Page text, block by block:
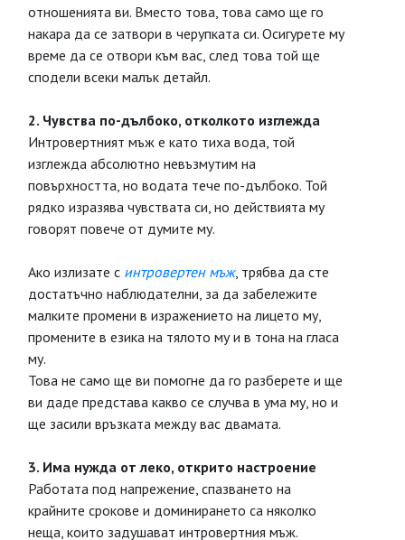
отношенията ви. Вместо това, това само ще го
накара да се затвори в черупката си. Осигурете му
време да се отвори към вас, след това той ще
сподели всеки малък детайл.
2. Чувства по-дълбоко, отколкото изглежда
Интровертният мъж е като тиха вода, той
изглежда абсолютно невъзмутим на
повърхността, но водата тече по-дълбоко. Той
рядко изразява чувствата си, но действията му
говорят повече от думите му.
Ако излизате с интровертен мъж, трябва да сте
достатъчно наблюдателни, за да забележите
малките промени в изражението на лицето му,
промените в езика на тялото му и в тона на гласа
му.
Това не само ще ви помогне да го разберете и ще
ви даде представа какво се случва в ума му, но и
ще засили връзката между вас двамата.
3. Има нужда от леко, открито настроение
Работата под напрежение, спазването на
крайните срокове и доминирането са няколко
неща, които задушават интровертния мъж.